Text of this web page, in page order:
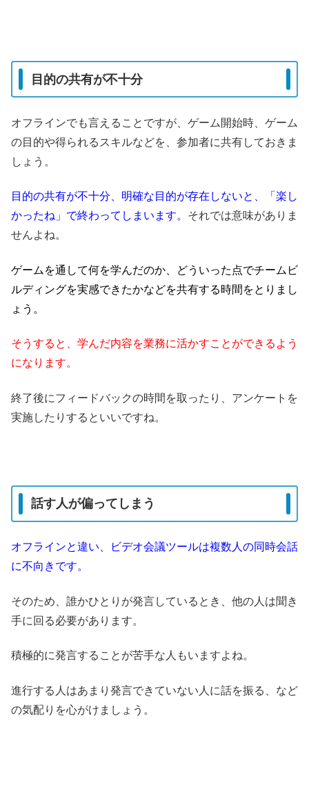
目的の共有が不十分
オフラインでも言えることですが、ゲーム開始時、ゲーム
の目的や得られるスキルなどを、参加者に共有しておきま
しょう。
目的の共有が不十分、明確な目的が存在しないと、「楽し
かったね」で終わってしまいます。 それでは意味がありま
せんよね。
ゲームを通して何を学んだのか、どういった点でチームビ
ルディングを実感できたかなどを共有する時間をとりまし
ょう。
そうすると、学んだ内容を業務に活かすことができるよう
になります。
終了後にフィードバックの時間を取ったり、アンケートを
実施したりするといいですね。
話す人が偏ってしまう
オフラインと違い、ビデオ会議ツールは複数人の同時会話
に不向きです。
そのため、誰かひとりが発言しているとき、他の人は聞き
手に回る必要があります。
積極的に発言することが苦手な人もいますよね。
進行する人はあまり発言できていない人に話を振る、など
の気配りを心がけましょう。